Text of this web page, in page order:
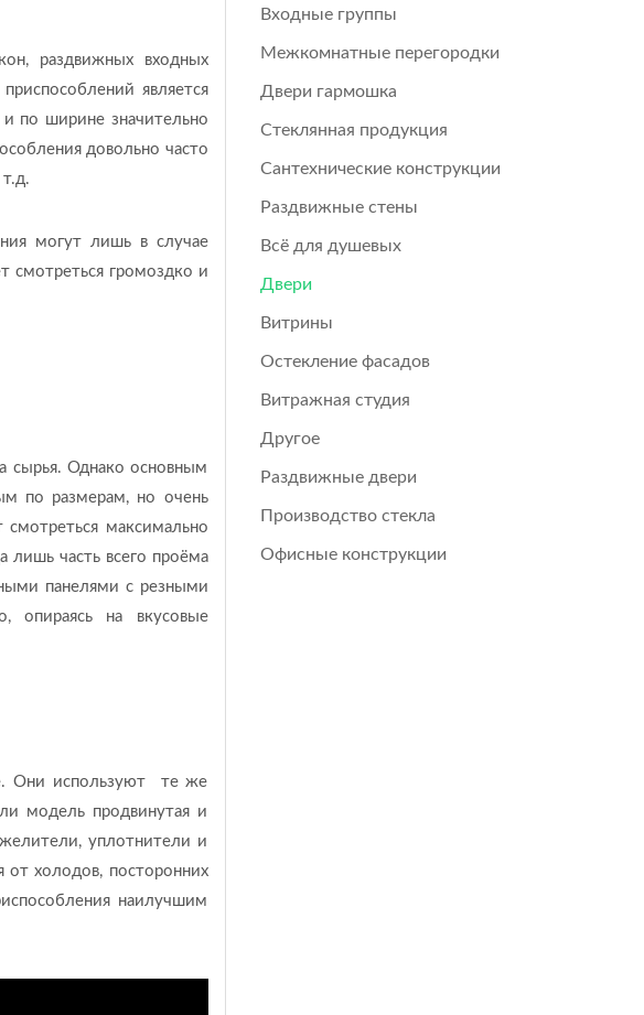
раздвижных входных
является
по ширине значительно
довольно часто
могут лишь в случае
смотреться громоздко и
сырья. Однако основным
по размерам, но очень
максимально
лишь часть всего проёма
панелями с резными
опираясь на вкусовые
Они используют те же
модель продвинутая и
уплотнители и
от холодов, посторонних
наилучшим
Входные группы
Межкомнатные перегородки
Двери гармошка
Стеклянная продукция
Сантехнические конструкции
Раздвижные стены
Всё для душевых
Двери
Витрины
Остекление фасадов
Витражная студия
Другое
Раздвижные двери
Производство стекла
Офисные конструкции